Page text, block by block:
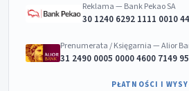
Reklama — Bank Pekao SA
30 1240 6292 1111 0010
Prenumerata / Księgarnia — Alior
31 2490 0005 0000 4600 7149
PŁATNOŚCI I